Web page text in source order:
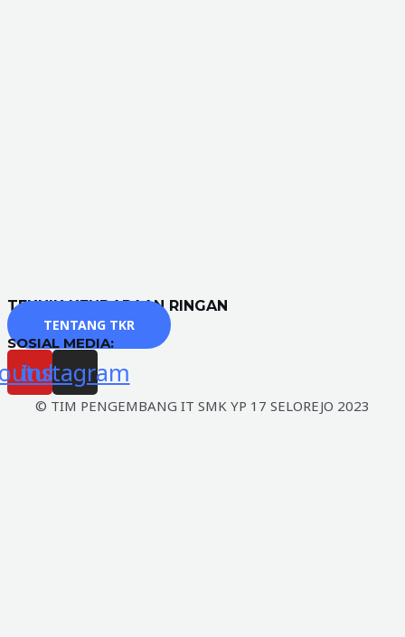
TEKNIK KENDARAAN RINGAN
TENTANG TKR
SOSIAL MEDIA:
Instagram
© TIM PENGEMBANG IT SMK YP 17 SELOREJO 2023